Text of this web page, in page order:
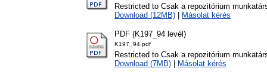
Restricted to Csak a repozitórium
Download (12MB)
Másolat kérés
PDF (K197_94 levél)
K197_94.pdf
Restricted to Csak a repozitórium
Download (7MB)
Másolat kérés